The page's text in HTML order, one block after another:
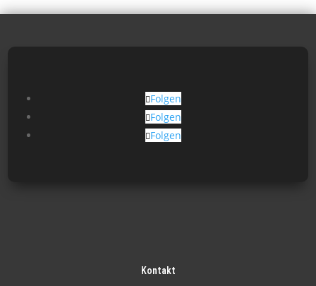
Folgen
Folgen
Folgen
Kontakt